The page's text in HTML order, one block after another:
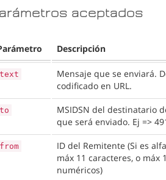
aceptados
Descripción
text
Mensaje que se enviará.
codificado en URL.
to
MSIDSN del destinatario
que será enviado. Ej =>
from
ID del Remitente (Si es
máx 11 caracteres, o máx
numéricos)